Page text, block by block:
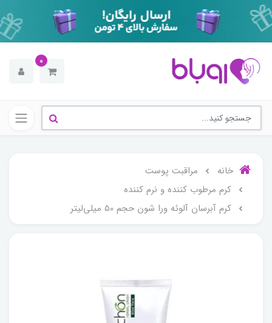
0
خانه
مراقبت پوست
کرم مرطوب کننده و نرم کننده
کرم آبرسان آلوئه ورا شون حجم 50 میلی‌لیتر